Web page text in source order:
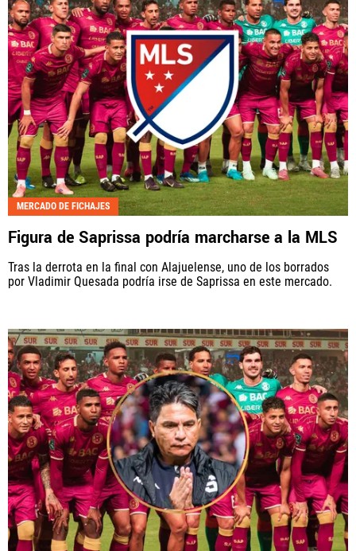
MERCADO DE FICHAJES
Figura de Saprissa podría marcharse a la MLS
Tras la derrota en la final con Alajuelense, uno de los borrados
por Vladimir Quesada podría irse de Saprissa en este mercado.